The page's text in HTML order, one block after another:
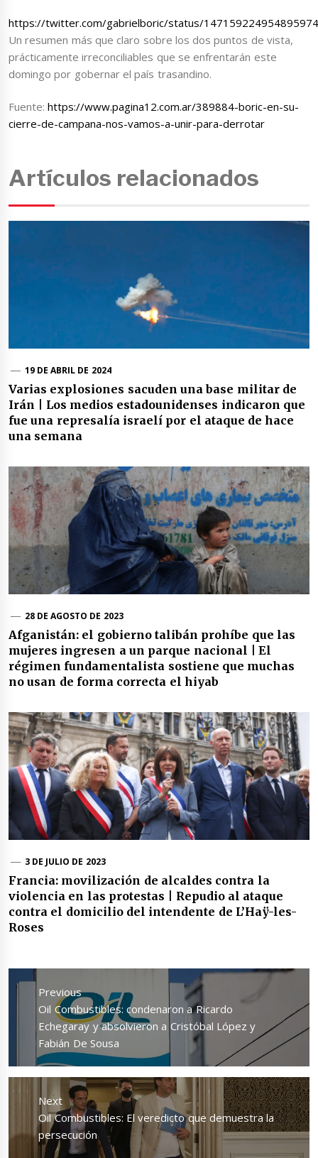
https://twitter.com/gabrielboric/status/
Un resumen más que claro sobre los dos puntos de vista,
prácticamente irreconciliables que se enfrentarán este
domingo por gobernar el país trasandino.
Fuente:https://www.pagina12.com.ar/389884-boric-en-su-
cierre-de-campana-nos-vamos-a-unir-para-derrotar
Artículos relacionados
19 DE ABRIL DE 2024
Varias explosiones sacuden una base militar de
Irán | Los medios estadounidenses indicaron que
fue una represalía israelí por el ataque de hace
una semana
28 DE AGOSTO DE 2023
Afganistán: el gobierno talibán prohíbe que las
mujeres ingresen a un parque nacional | El
régimen fundamentalista sostiene que muchas
no usan de forma correcta el hiyab
3 DE JULIO DE 2023
Francia: movilización de alcaldes contra la
violencia en las protestas | Repudio al ataque
contra el domicilio del intendente de L’Haÿ-les-
Roses
Navegación
de
entradas
Previous
Previous
post:
Oil Combustibles: condenaron a Ricardo
Echegaray y absolvieron a Cristóbal López y
Fabián De Sousa
Next
Next
post:
Oil Combustibles: El veredicto que demuestra la
persecución